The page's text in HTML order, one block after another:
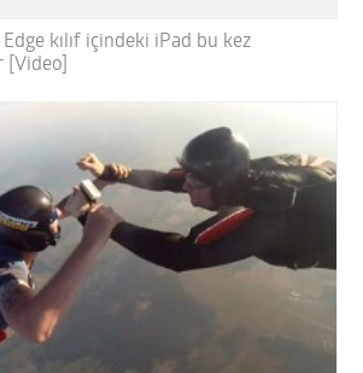
kılıf içindeki iPad bu kez
[Video]